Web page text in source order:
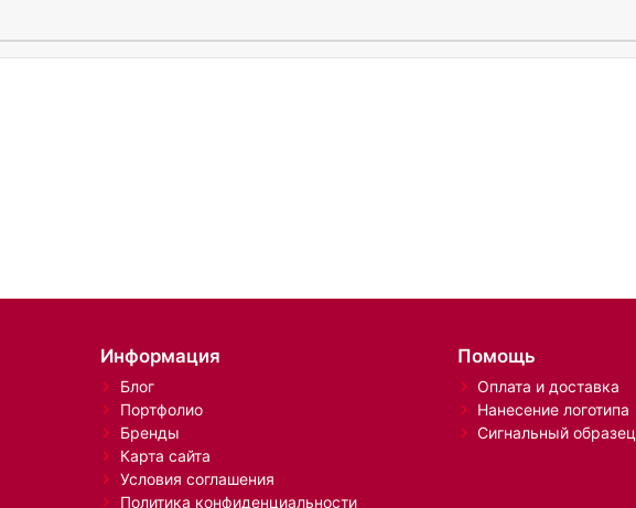
Информация
Блог
Портфолио
Бренды
Карта сайта
Условия соглашения
Политика конфиденциальности
Помощь
Оплата и доставка
Нанесение логотипа
Сигнальный образец